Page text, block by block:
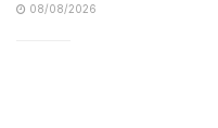
08/08/2026